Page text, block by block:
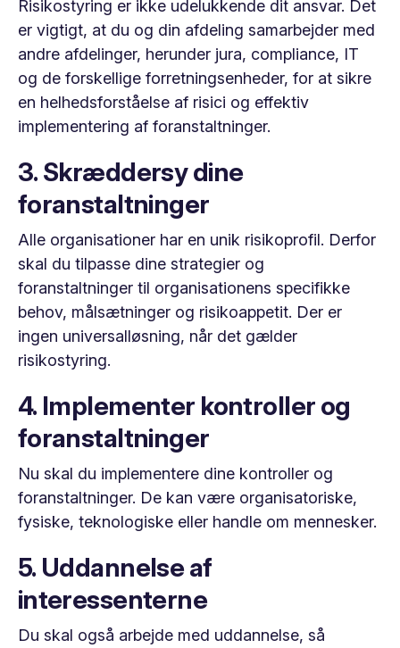
Risikostyring er ikke udelukkende dit ansvar. Det
er vigtigt, at du og din afdeling samarbejder med
andre afdelinger, herunder jura, compliance, IT
og de forskellige forretningsenheder, for at sikre
en helhedsforståelse af risici og effektiv
implementering af foranstaltninger.
3. Skræddersy dine
foranstaltninger
Alle organisationer har en unik risikoprofil. Derfor
skal du tilpasse dine strategier og
foranstaltninger til organisationens specifikke
behov, målsætninger og risikoappetit. Der er
ingen universalløsning, når det gælder
risikostyring.
4. Implementer kontroller og
foranstaltninger
Nu skal du implementere dine kontroller og
foranstaltninger. De kan være organisatoriske,
fysiske, teknologiske eller handle om mennesker.
5. Uddannelse af
interessenterne
Du skal også arbejde med uddannelse, så